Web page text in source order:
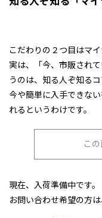
こだわりの２つ目はマイ
実は、「今、市販され
うのは、知る人ぞ知るコ
今や簡単に入手できな
れるというわけです。
こ
現在、入荷準備中です。
お問い合わせ希望の方